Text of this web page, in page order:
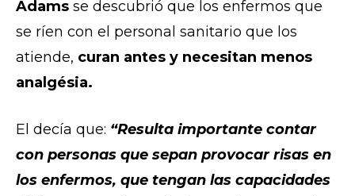
Adams se descubrió que los enfermos que
se ríen con el personal sanitario que los
atiende, curan antes y necesitan menos
analgésia.
El decía que: “Resulta importante contar
con personas que sepan provocar risas en
los enfermos, que tengan las capacidades